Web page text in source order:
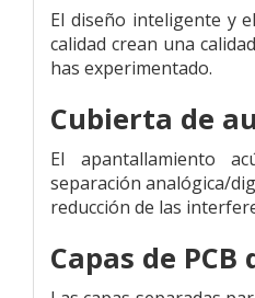
El diseño inteligente y
calidad crean una
has experimentado.
Cubierta de
El apantallamiento
separación analógica/
reducción de las
Capas de PCB